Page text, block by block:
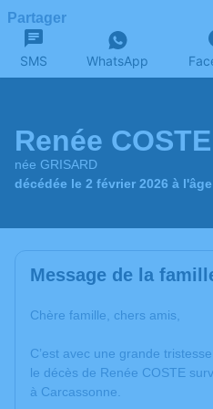
Partager
SMS WhatsApp
Renée COSTE
née GRISARD
décédée le 2 février 2026 à
Message de la
Chère famille, chers amis,
C’est avec une grande
le décès de Renée COSTE
à Carcassonne.